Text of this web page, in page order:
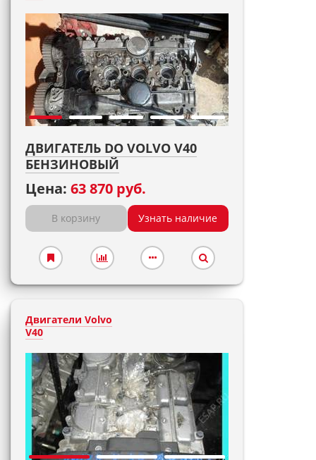
ДВИГАТЕЛЬ DO VOLVO V40
БЕНЗИНОВЫЙ
Цена: 63 870 руб.
В корзину Узнать наличие
Двигатели Volvo
V40